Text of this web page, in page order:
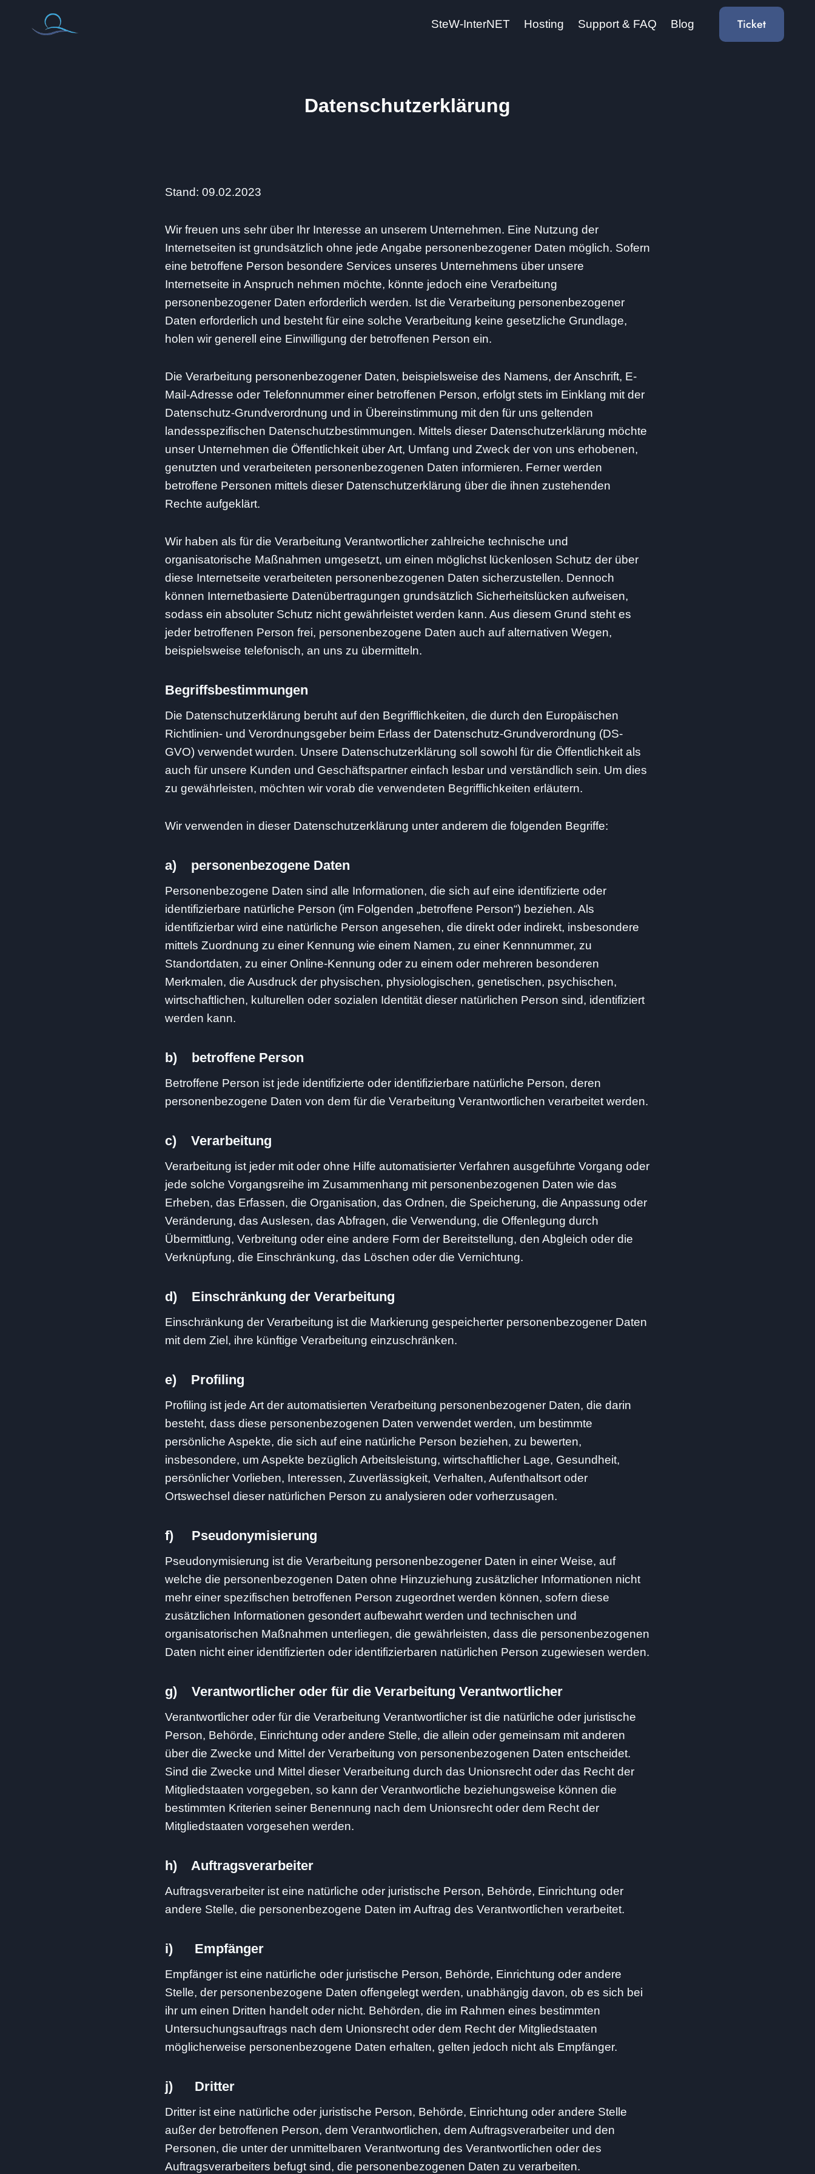
SteW-InterNET Hosting Support & FAQ Blog Ticket
Datenschutzerklärung
Stand: 09.02.2023
Wir freuen uns sehr über Ihr Interesse an unserem Unternehmen. Eine Nutzung der
Internetseiten ist grundsätzlich ohne jede Angabe personenbezogener Daten möglich. Sofern
eine betroffene Person besondere Services unseres Unternehmens über unsere
Internetseite in Anspruch nehmen möchte, könnte jedoch eine Verarbeitung
personenbezogener Daten erforderlich werden. Ist die Verarbeitung personenbezogener
Daten erforderlich und besteht für eine solche Verarbeitung keine gesetzliche Grundlage,
holen wir generell eine Einwilligung der betroffenen Person ein.
Die Verarbeitung personenbezogener Daten, beispielsweise des Namens, der Anschrift, E-
Mail-Adresse oder Telefonnummer einer betroffenen Person, erfolgt stets im Einklang mit der
Datenschutz-Grundverordnung und in Übereinstimmung mit den für uns geltenden
landesspezifischen Datenschutzbestimmungen. Mittels dieser Datenschutzerklärung möchte
unser Unternehmen die Öffentlichkeit über Art, Umfang und Zweck der von uns erhobenen,
genutzten und verarbeiteten personenbezogenen Daten informieren. Ferner werden
betroffene Personen mittels dieser Datenschutzerklärung über die ihnen zustehenden
Rechte aufgeklärt.
Wir haben als für die Verarbeitung Verantwortlicher zahlreiche technische und
organisatorische Maßnahmen umgesetzt, um einen möglichst lückenlosen Schutz der über
diese Internetseite verarbeiteten personenbezogenen Daten sicherzustellen. Dennoch
können Internetbasierte Datenübertragungen grundsätzlich Sicherheitslücken aufweisen,
sodass ein absoluter Schutz nicht gewährleistet werden kann. Aus diesem Grund steht es
jeder betroffenen Person frei, personenbezogene Daten auch auf alternativen Wegen,
beispielsweise telefonisch, an uns zu übermitteln.
Begriffsbestimmungen
Die Datenschutzerklärung beruht auf den Begrifflichkeiten, die durch den Europäischen
Richtlinien- und Verordnungsgeber beim Erlass der Datenschutz-Grundverordnung (DS-
GVO) verwendet wurden. Unsere Datenschutzerklärung soll sowohl für die Öffentlichkeit als
auch für unsere Kunden und Geschäftspartner einfach lesbar und verständlich sein. Um dies
zu gewährleisten, möchten wir vorab die verwendeten Begrifflichkeiten erläutern.
Wir verwenden in dieser Datenschutzerklärung unter anderem die folgenden Begriffe:
a) personenbezogene Daten
Personenbezogene Daten sind alle Informationen, die sich auf eine identifizierte oder
identifizierbare natürliche Person (im Folgenden „betroffene Person“) beziehen. Als
identifizierbar wird eine natürliche Person angesehen, die direkt oder indirekt, insbesondere
mittels Zuordnung zu einer Kennung wie einem Namen, zu einer Kennnummer, zu
Standortdaten, zu einer Online-Kennung oder zu einem oder mehreren besonderen
Merkmalen, die Ausdruck der physischen, physiologischen, genetischen, psychischen,
wirtschaftlichen, kulturellen oder sozialen Identität dieser natürlichen Person sind, identifiziert
werden kann.
b) betroffene Person
Betroffene Person ist jede identifizierte oder identifizierbare natürliche Person, deren
personenbezogene Daten von dem für die Verarbeitung Verantwortlichen verarbeitet werden.
c) Verarbeitung
Verarbeitung ist jeder mit oder ohne Hilfe automatisierter Verfahren ausgeführte Vorgang oder
jede solche Vorgangsreihe im Zusammenhang mit personenbezogenen Daten wie das
Erheben, das Erfassen, die Organisation, das Ordnen, die Speicherung, die Anpassung oder
Veränderung, das Auslesen, das Abfragen, die Verwendung, die Offenlegung durch
Übermittlung, Verbreitung oder eine andere Form der Bereitstellung, den Abgleich oder die
Verknüpfung, die Einschränkung, das Löschen oder die Vernichtung.
d) Einschränkung der Verarbeitung
Einschränkung der Verarbeitung ist die Markierung gespeicherter personenbezogener Daten
mit dem Ziel, ihre künftige Verarbeitung einzuschränken.
e) Profiling
Profiling ist jede Art der automatisierten Verarbeitung personenbezogener Daten, die darin
besteht, dass diese personenbezogenen Daten verwendet werden, um bestimmte
persönliche Aspekte, die sich auf eine natürliche Person beziehen, zu bewerten,
insbesondere, um Aspekte bezüglich Arbeitsleistung, wirtschaftlicher Lage, Gesundheit,
persönlicher Vorlieben, Interessen, Zuverlässigkeit, Verhalten, Aufenthaltsort oder
Ortswechsel dieser natürlichen Person zu analysieren oder vorherzusagen.
f) Pseudonymisierung
Pseudonymisierung ist die Verarbeitung personenbezogener Daten in einer Weise, auf
welche die personenbezogenen Daten ohne Hinzuziehung zusätzlicher Informationen nicht
mehr einer spezifischen betroffenen Person zugeordnet werden können, sofern diese
zusätzlichen Informationen gesondert aufbewahrt werden und technischen und
organisatorischen Maßnahmen unterliegen, die gewährleisten, dass die personenbezogenen
Daten nicht einer identifizierten oder identifizierbaren natürlichen Person zugewiesen werden.
g) Verantwortlicher oder für die Verarbeitung Verantwortlicher
Verantwortlicher oder für die Verarbeitung Verantwortlicher ist die natürliche oder juristische
Person, Behörde, Einrichtung oder andere Stelle, die allein oder gemeinsam mit anderen
über die Zwecke und Mittel der Verarbeitung von personenbezogenen Daten entscheidet.
Sind die Zwecke und Mittel dieser Verarbeitung durch das Unionsrecht oder das Recht der
Mitgliedstaaten vorgegeben, so kann der Verantwortliche beziehungsweise können die
bestimmten Kriterien seiner Benennung nach dem Unionsrecht oder dem Recht der
Mitgliedstaaten vorgesehen werden.
h) Auftragsverarbeiter
Auftragsverarbeiter ist eine natürliche oder juristische Person, Behörde, Einrichtung oder
andere Stelle, die personenbezogene Daten im Auftrag des Verantwortlichen verarbeitet.
i) Empfänger
Empfänger ist eine natürliche oder juristische Person, Behörde, Einrichtung oder andere
Stelle, der personenbezogene Daten offengelegt werden, unabhängig davon, ob es sich bei
ihr um einen Dritten handelt oder nicht. Behörden, die im Rahmen eines bestimmten
Untersuchungsauftrags nach dem Unionsrecht oder dem Recht der Mitgliedstaaten
möglicherweise personenbezogene Daten erhalten, gelten jedoch nicht als Empfänger.
j) Dritter
Dritter ist eine natürliche oder juristische Person, Behörde, Einrichtung oder andere Stelle
außer der betroffenen Person, dem Verantwortlichen, dem Auftragsverarbeiter und den
Personen, die unter der unmittelbaren Verantwortung des Verantwortlichen oder des
Auftragsverarbeiters befugt sind, die personenbezogenen Daten zu verarbeiten.